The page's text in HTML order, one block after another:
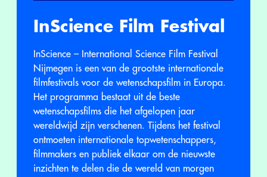
InScience Film Festival
InScience – International Science Film Festival
Nijmegen is een van de grootste internationale
filmfestivals voor de wetenschapsfilm in Europa.
Het programma bestaat uit de beste
wetenschapsfilms die het afgelopen jaar
wereldwijd zijn verschenen. Tijdens het festival
ontmoeten internationale topwetenschappers,
filmmakers en publiek elkaar om de nieuwste
inzichten te delen die de wereld van morgen